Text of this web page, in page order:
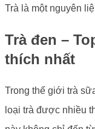
Trà là một nguyên
Trà đen –
thích nhất
Trong thế giới trà
loại trà được nhiều